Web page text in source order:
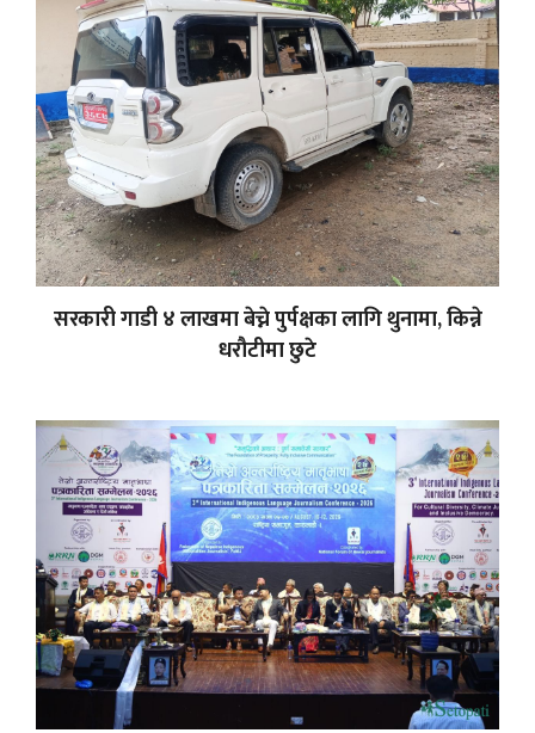
सरकारी गाडी ४ लाखमा बेच्ने पुर्पक्षका लागि थुनामा, किन्ने
धरौटीमा छुटे